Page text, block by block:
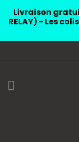
Livraison
RELAY) - Les